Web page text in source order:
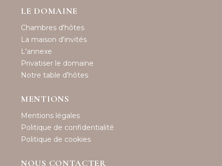
LE DOMAINE
Chambres d'hôtes
La maison d'invités
L'annexe
Privatiser le domaine
Notre table d'hôtes
MENTIONS
Mentions légales
Politique de confidentialité
Politique de cookies
NOUS CONTACTER